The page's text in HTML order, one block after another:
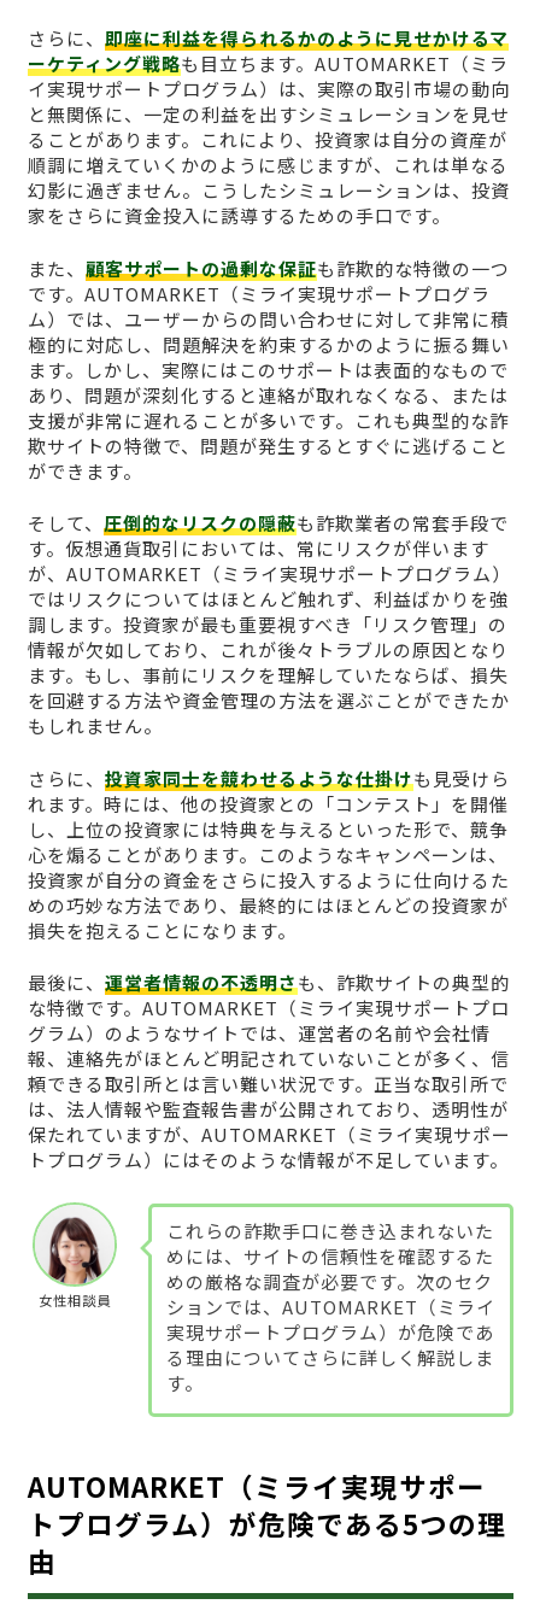
さらに、 即座に利益を得られるかのように見せかけるマ
ーケティング戦略も目立ちます。AUTOMARKET（ミラ
イ実現サポートプログラム）は、実際の取引市場の動向
と無関係に、一定の利益を出すシミュレーションを見せ
ることがあります。これにより、投資家は自分の資産が
順調に増えていくかのように感じますが、これは単なる
幻影に過ぎません。こうしたシミュレーションは、投資
家をさらに資金投入に誘導するための手口です。
また、 顧客サポートの過剰な保証も詐欺的な特徴の一つ
です。AUTOMARKET（ミライ実現サポートプログラ
ム）では、ユーザーからの問い合わせに対して非常に積
極的に対応し、問題解決を約束するかのように振る舞い
ます。しかし、実際にはこのサポートは表面的なもので
あり、問題が深刻化すると連絡が取れなくなる、または
支援が非常に遅れることが多いです。これも典型的な詐
欺サイトの特徴で、問題が発生するとすぐに逃げること
ができます。
そして、 圧倒的なリスクの隠蔽も詐欺業者の常套手段で
す。仮想通貨取引においては、常にリスクが伴います
が、AUTOMARKET（ミライ実現サポートプログラム）
ではリスクについてはほとんど触れず、利益ばかりを強
調します。投資家が最も重要視すべき「リスク管理」の
情報が欠如しており、これが後々トラブルの原因となり
ます。もし、事前にリスクを理解していたならば、損失
を回避する方法や資金管理の方法を選ぶことができたか
もしれません。
さらに、 投資家同士を競わせるような仕掛けも見受けら
れます。時には、他の投資家との「コンテスト」を開催
し、上位の投資家には特典を与えるといった形で、競争
心を煽ることがあります。このようなキャンペーンは、
投資家が自分の資金をさらに投入するように仕向けるた
めの巧妙な方法であり、最終的にはほとんどの投資家が
損失を抱えることになります。
最後に、 運営者情報の不透明さも、詐欺サイトの典型的
な特徴です。AUTOMARKET（ミライ実現サポートプロ
グラム）のようなサイトでは、運営者の名前や会社情
報、連絡先がほとんど明記されていないことが多く、信
頼できる取引所とは言い難い状況です。正当な取引所で
は、法人情報や監査報告書が公開されており、透明性が
保たれていますが、AUTOMARKET（ミライ実現サポー
トプログラム）にはそのような情報が不足しています。
女性相談員
これらの詐欺手口に巻き込まれないた
めには、サイトの信頼性を確認するた
めの厳格な調査が必要です。次のセク
ションでは、AUTOMARKET（ミライ
実現サポートプログラム）が危険であ
る理由についてさらに詳しく解説しま
す。
AUTOMARKET（ミライ実現サポー
トプログラム）が危険である5つの理
由